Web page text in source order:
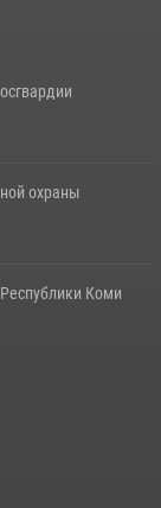
охраны
Коми